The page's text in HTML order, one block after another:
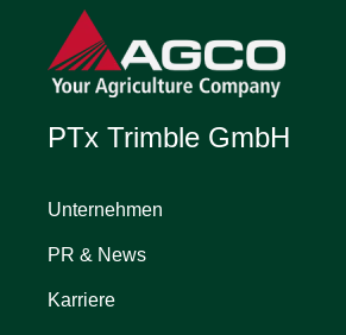
PTx Trimble GmbH
Unternehmen
PR & News
Karriere